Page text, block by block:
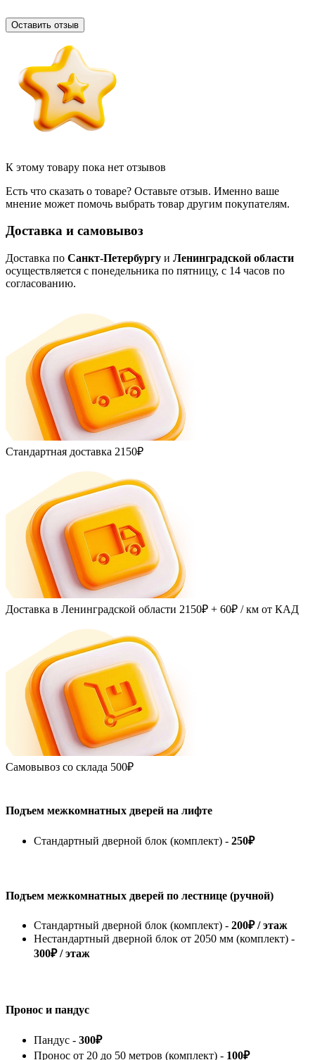
Оставить отзыв
К этому товару пока нет отзывов
Есть что сказать о товаре? Оставьте отзыв. Именно ваше
мнение может помочь выбрать товар другим покупателям.
Доставка и самовывоз
Доставка по Санкт-Петербургу и Ленинградской области
осуществляется с понедельника по пятницу, с 14 часов по
согласованию.
Стандартная доставка 2150₽
Доставка в Ленинградской области 2150₽ + 60₽ / км от КАД
Самовывоз со склада 500₽
Подъем межкомнатных дверей на лифте
Стандартный дверной блок (комплект) - 250₽
Подъем межкомнатных дверей по лестнице (ручной)
Стандартный дверной блок (комплект) - 200₽ / этаж
Нестандартный дверной блок от 2050 мм (комплект) -
300₽ / этаж
Пронос и пандус
Пандус - 300₽
Пронос от 20 до 50 метров (комплект) - 100₽